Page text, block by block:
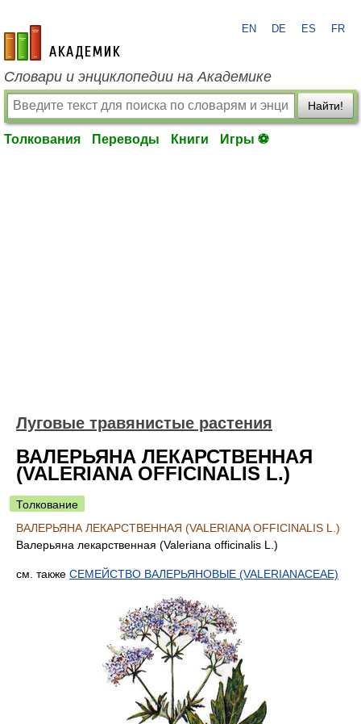
academic.ru
EN DE ES FR
Словари и энциклопедии на Академике
Найти!
Толкования Переводы Книги Игры ⚽
Лyговые травянистые растения
ВАЛЕРЬЯНА ЛЕКАРСТВЕННАЯ
(VALERIANA OFFICINALIS L.)
Толкование
ВАЛЕРЬЯНА ЛЕКАРСТВЕННАЯ (VALERIANA OFFICINALIS L.)
Валерьяна лекарственная (Valeriana officinalis L.)
см. также СЕМЕЙСТВО ВАЛЕРЬЯНОВЫЕ (VALERIANACEAE)